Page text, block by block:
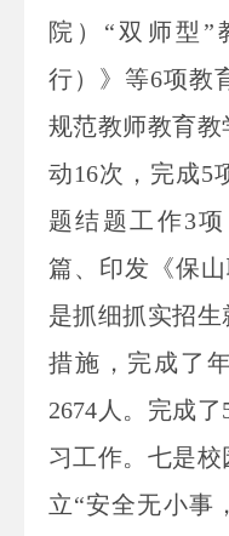
院）“双师型”
行）》等6项教
规范教师教育
动16次，完成5
题结题工作3
篇、印发《保
是抓细抓实招
措施，完成了
2674人。完成
习工作。七是
立“安全无小事